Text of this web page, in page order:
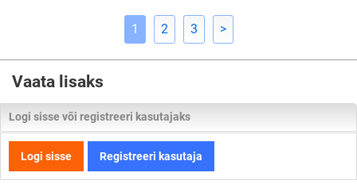
1 2 3 >
Vaata lisaks
Logi sisse või registreeri kasutajaks
Logi sisse Registreeri kasutaja